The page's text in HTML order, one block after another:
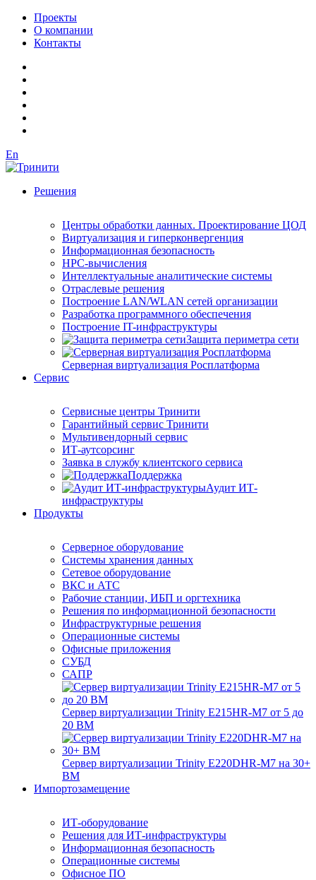
Проекты
О компании
Контакты
En
Решения
Центры обработки данных. Проектирование ЦОД
Виртуализация и гиперконвергенция
Информационная безопасность
HPC-вычисления
Интеллектуальные аналитические системы
Отраслевые решения
Построение LAN/WLAN сетей организации
Разработка программного обеспечения
Построение IT-инфраструктуры
Защита периметра сети
Серверная виртуализация Росплатформа
Сервис
Сервисные центры Тринити
Гарантийный сервис Тринити
Мультивендорный сервис
ИТ-аутсорсинг
Заявка в службу клиентского сервиса
Поддержка
Аудит ИТ-
инфраструктуры
Продукты
Серверное оборудование
Системы хранения данных
Сетевое оборудование
ВКС и АТС
Рабочие станции, ИБП и оргтехника
Решения по информационной безопасности
Инфраструктурные решения
Операционные системы
Офисные приложения
СУБД
САПР
Сервер виртуализации Trinity E215HR-M7 от 5 до
20 ВМ
Сервер виртуализации Trinity E220DHR-M7 на 30+
ВМ
Импортозамещение
ИТ-оборудование
Решения для ИТ-инфраструктуры
Информационная безопасность
Операционные системы
Офисное ПО